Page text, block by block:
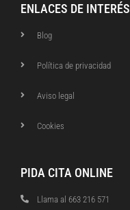
ENLACES DE INTERÉS
Blog
Política de privacidad
Aviso legal
Cookies
PIDA CITA ONLINE
Llama al 663 216 571